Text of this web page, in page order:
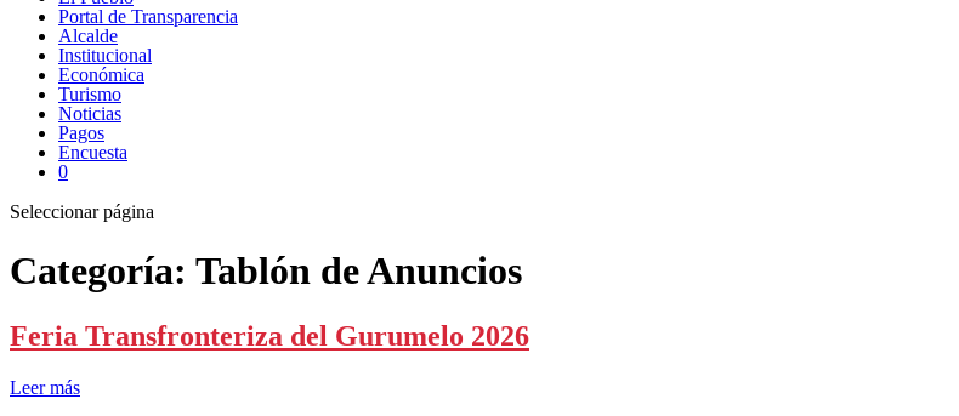
Portal de Transparencia
Alcalde
Institucional
Económica
Turismo
Noticias
Pagos
Encuesta
0
Seleccionar página
Categoría: Tablón de Anuncios
Feria Transfronteriza del Gurumelo 2026
Leer más